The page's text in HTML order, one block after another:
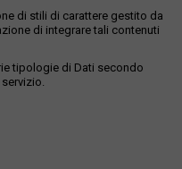
di stili di carattere gestito da
di integrare tali contenuti
tipologie di Dati secondo